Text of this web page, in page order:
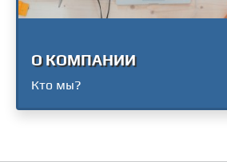
О КОМПАНИИ
Кто мы?